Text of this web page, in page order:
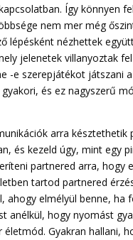
Így könnyen
nem mer még
lépésként nézhettek
jelenetek villanyoztak
-e szerepjátékot játszani
és ez nagyszerű
arra
és kezeld úgy, mint egy
partnered arra,
tartod partnered
ahogy elmélyül benne,
anélkül, hogy nyomást
életmód. Gyakran hallani,